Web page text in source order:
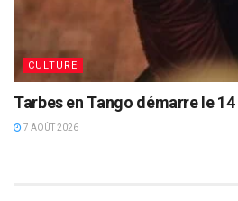
CULTURE
Tarbes en Tango démarre le
7 AOÛT 2026